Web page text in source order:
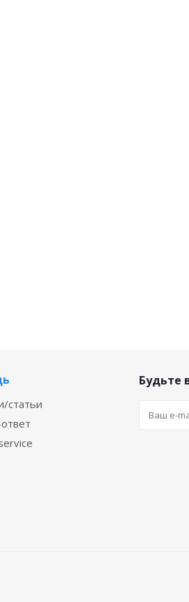
статьи
Будьте